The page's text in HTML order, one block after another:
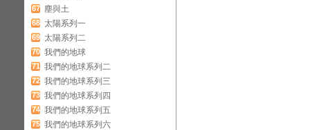
67 塵與土
68 太陽系列一
69 太陽系列二
70 我們的地球
71 我們的地球系列二
72 我們的地球系列三
73 我們的地球系列四
74 我們的地球系列五
75 我們的地球系列六